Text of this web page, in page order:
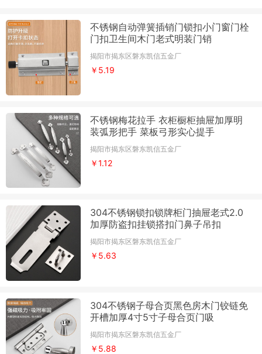
不锈钢自动弹簧插销门锁扣小门窗门栓
门扣卫生间木门老式明装门销
揭阳市揭东区磐东凯信五金厂
￥5.19
不锈钢梅花拉手 衣柜橱柜抽屉加厚明
装弧形把手 菜板弓形实心提手
揭阳市揭东区磐东凯信五金厂
￥1.12
304不锈钢锁扣锁牌柜门抽屉老式2.0
加厚防盗扣挂锁搭扣门鼻子吊扣
揭阳市揭东区磐东凯信五金厂
￥5.63
304不锈钢子母合页黑色房木门铰链免
开槽加厚4寸5寸子母合页门吸
揭阳市揭东区磐东凯信五金厂
￥5.88